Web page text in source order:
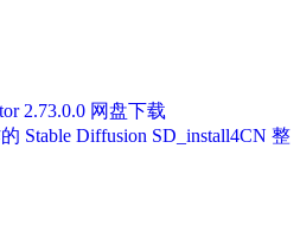
2.73.0.0 网盘下载
Stable Diffusion SD_install4CN 整